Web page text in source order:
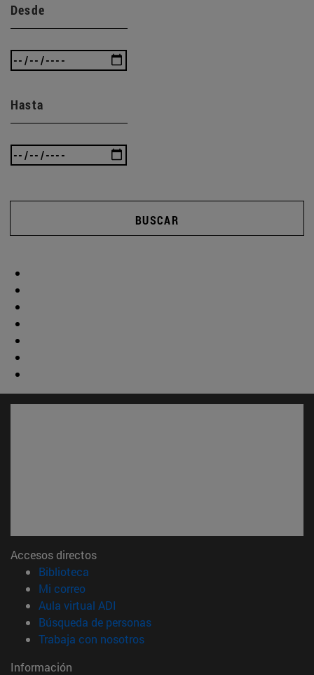
Desde
Hasta
BUSCAR
Accesos directos
Biblioteca
Mi correo(abre en nueva ventana)
Aula virtual ADI
Búsqueda de personas(abre en nueva ventana)
Trabaja con nosotros(abre en nueva ventana)
Información